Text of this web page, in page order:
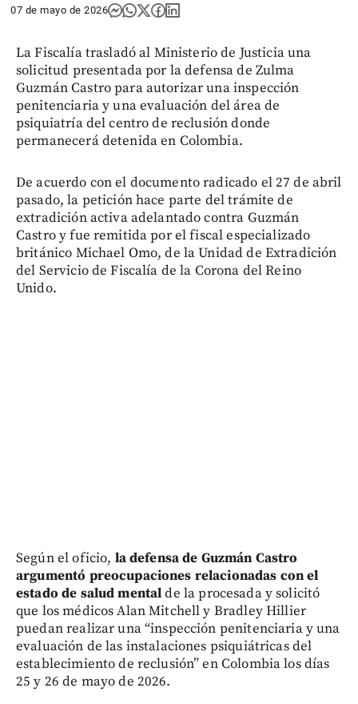
07 de mayo de 2026
La Fiscalía trasladó al Ministerio de Justicia una
solicitud presentada por la defensa de Zulma
Guzmán Castro para autorizar una inspección
penitenciaria y una evaluación del área de
psiquiatría del centro de reclusión donde
permanecerá detenida en Colombia.
De acuerdo con el documento radicado el 27 de abril
pasado, la petición hace parte del trámite de
extradición activa adelantado contra Guzmán
Castro y fue remitida por el fiscal especializado
británico Michael Omo, de la Unidad de Extradición
del Servicio de Fiscalía de la Corona del Reino
Unido.
Según el oficio, la defensa de Guzmán Castro
argumentó preocupaciones relacionadas con el
estado de salud mentalde la procesada y solicitó
que los médicos Alan Mitchell y Bradley Hillier
puedan realizar una “inspección penitenciaria y una
evaluación de las instalaciones psiquiátricas del
establecimiento de reclusión” en Colombia los días
25 y 26 de mayo de 2026.